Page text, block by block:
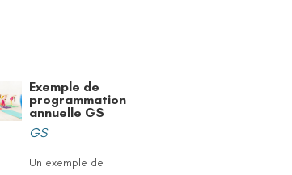
Exemple de
programmation
annuelle GS
GS
Un exemple de